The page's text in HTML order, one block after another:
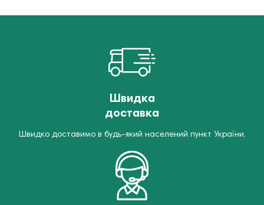
Швидка
доставка
Швидко доставимо в будь-який населений пункт України.